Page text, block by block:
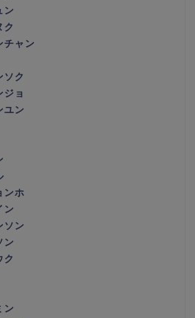
ン
ク
チャン
ソク
ジョ
ユン
ンホ
ン
ソン
ン
ク
ン